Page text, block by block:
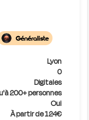
Généraliste
Lyon
0
Digitales
200+ personnes
Oui
À partir de 124€